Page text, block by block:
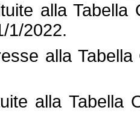
alla
1/2022.
alla
alla